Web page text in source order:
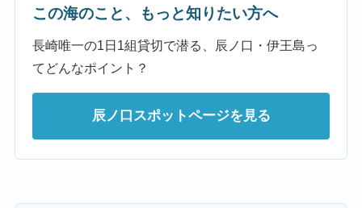
この海のこと、もっと知りたい方へ
長崎唯一の1日1組貸切で潜る、辰ノ口・伊王島っ
てどんなポイント？
辰ノ口スポットページを見る